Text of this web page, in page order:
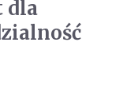
dla